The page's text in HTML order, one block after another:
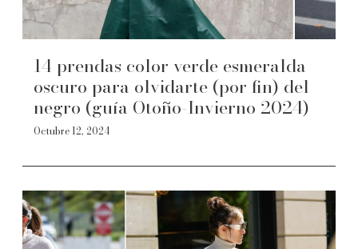
14 prendas color verde esmeralda
oscuro para olvidarte (por fin) del
negro (guía Otoño-Invierno 2024)
Octubre 12, 2024